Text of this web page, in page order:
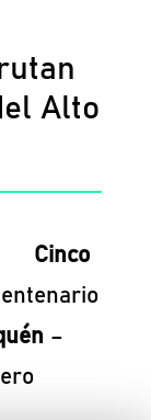
Alto
Cinco
–